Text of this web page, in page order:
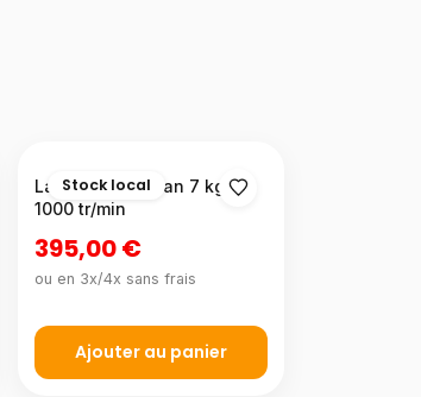
Stock local
Lave-linge Ocean 7 kg
1000 tr/min
395,00 €
ou en 3x/4x sans frais
Ajouter au panier